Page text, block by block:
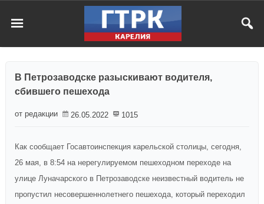
В Петрозаводске разыскивают водителя,
сбившего пешехода
от редакции 26.05.2022 1015
Как сообщает Госавтоинспекция карельской столицы, сегодня,
26 мая, в 8:54 на нерегулируемом пешеходном переходе на
улице Луначарского в Петрозаводске неизвестный водитель не
пропустил несовершеннолетнего пешехода, который переходил